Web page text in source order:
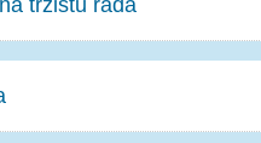
tržištu rada